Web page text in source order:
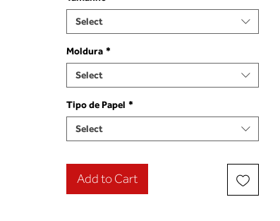
Select
Moldura *
Select
Tipo de Papel *
Select
Add to Cart